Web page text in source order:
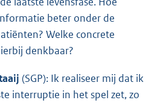
beter onder de
Welke concrete
denkbaar?
(SGP): Ik realiseer mij dat ik
interruptie in het spel zet, zo